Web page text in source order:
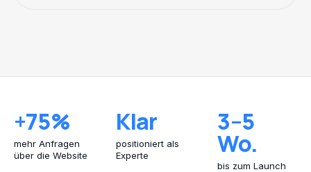
+75%
mehr Anfragen
über die Website
Klar
positioniert als
Experte
3–5
Wo.
bis zum Launch